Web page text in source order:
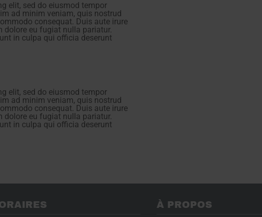
elit, sed do eiusmod tempor
ad minim veniam, quis nostrud
consequat. Duis aute irure
dolore eu fugiat nulla pariatur.
in culpa qui officia deserunt
elit, sed do eiusmod tempor
ad minim veniam, quis nostrud
consequat. Duis aute irure
dolore eu fugiat nulla pariatur.
in culpa qui officia deserunt
À PROPOS